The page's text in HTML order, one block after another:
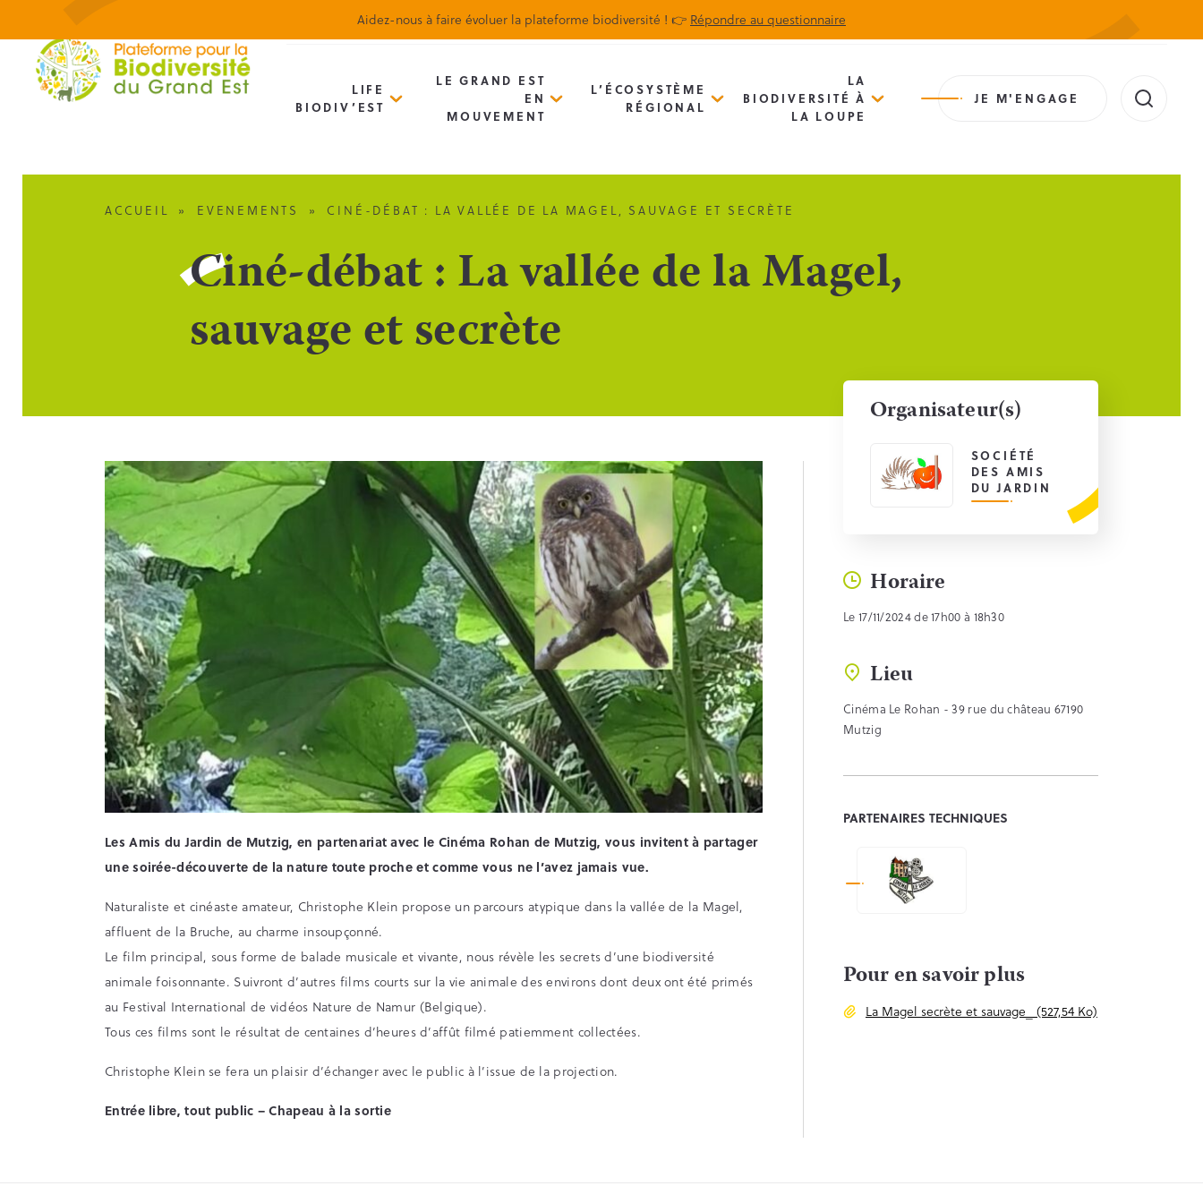
Aidez-nous à faire évoluer la plateforme biodiversité ! 👉 Répondre au questionnaire
Biodiv’Map Newsletter Actualités
LIFE
BIODIV’EST
LE GRAND EST
EN
MOUVEMENT
L’ÉCOSYSTÈME
RÉGIONAL
LA
BIODIVERSITÉ À
LA LOUPE
JE M'ENGAGE
ACCUEIL » EVENEMENTS » CINÉ-DÉBAT : LA VALLÉE DE LA MAGEL, SAUVAGE ET SECRÈTE
Ciné-débat : La vallée de la Magel,
sauvage et secrète
Les Amis du Jardin de Mutzig, en partenariat avec le Cinéma Rohan de Mutzig, vous invitent à partager
une soirée-découverte de la nature toute proche et comme vous ne l’avez jamais vue.
Naturaliste et cinéaste amateur, Christophe Klein propose un parcours atypique dans la vallée de la Magel,
affluent de la Bruche, au charme insoupçonné.
Le film principal, sous forme de balade musicale et vivante, nous révèle les secrets d’une biodiversité
animale foisonnante. Suivront d’autres films courts sur la vie animale des environs dont deux ont été primés
au Festival International de vidéos Nature de Namur (Belgique).
Tous ces films sont le résultat de centaines d’heures d’affût filmé patiemment collectées.
Christophe Klein se fera un plaisir d’échanger avec le public à l’issue de la projection.
Entrée libre, tout public – Chapeau à la sortie
Organisateur(s)
SOCIÉTÉ
DES AMIS
DU JARDIN
Horaire
Le 17/11/2024 de 17h00 à 18h30
Lieu
Cinéma Le Rohan - 39 rue du château 67190
Mutzig
PARTENAIRES TECHNIQUES
Pour en savoir plus
La Magel secrète et sauvage_ (527,54 Ko)